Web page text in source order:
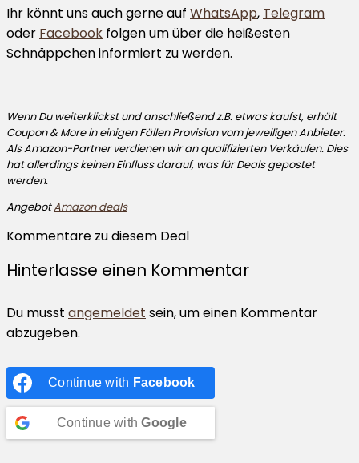
Ihr könnt uns auch gerne auf WhatsApp, Telegram
oder Facebook folgen um über die heißesten
Schnäppchen informiert zu werden.
Wenn Du weiterklickst und anschließend z.B. etwas kaufst, erhält
Coupon & More in einigen Fällen Provision vom jeweiligen Anbieter.
Als Amazon-Partner verdienen wir an qualifizierten Verkäufen. Dies
hat allerdings keinen Einfluss darauf, was für Deals gepostet
werden.
AngebotAmazon deals
Kommentare zu diesem Deal
Hinterlasse einen Kommentar
Du musst angemeldet sein, um einen Kommentar
abzugeben.
Continue with Facebook
Continue withGoogle